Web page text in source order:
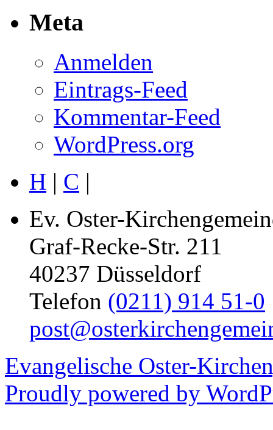
Meta
Anmelden
Eintrags-Feed
Kommentar-Feed
WordPress.org
H | C |
Ev. Oster-
Graf-Recke-Str. 211
40237 Düsseldorf
Telefon (0211) 914 51-0
Evangelische Oster-
Proudly powered by